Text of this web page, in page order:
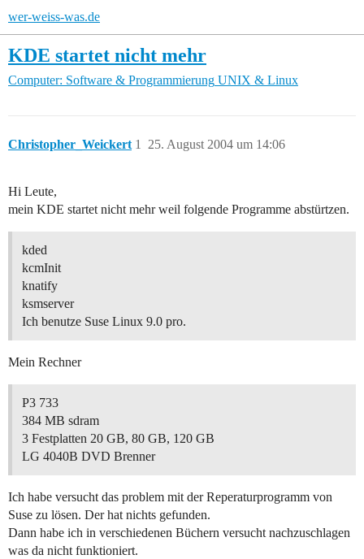
wer-weiss-was.de
KDE startet nicht mehr
Computer: Software & Programmierung UNIX & Linux
Christopher_Weickert 25. August 2004 um 14:06
1
Hi Leute,
mein KDE startet nicht mehr weil folgende Programme abstürtzen.
kded
kcmInit
knatify
ksmserver
Ich benutze Suse Linux 9.0 pro.
Mein Rechner
P3 733
384 MB sdram
3 Festplatten 20 GB, 80 GB, 120 GB
LG 4040B DVD Brenner
Ich habe versucht das problem mit der Reperaturprogramm von
Suse zu lösen. Der hat nichts gefunden.
Dann habe ich in verschiedenen Büchern versucht nachzuschlagen
was da nicht funktioniert.